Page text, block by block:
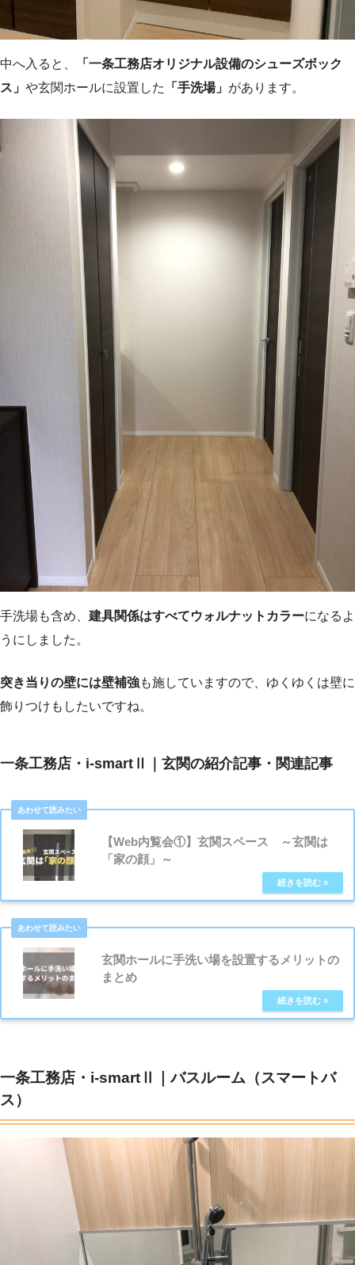
中へ入ると、
「一条工務店オリジナル設備のシューズボック
ス」 や玄関ホールに設置した 「手洗場」 があります。
手洗場も含め、 建具関係はすべてウォルナットカラーになるよ
うにしました。
突き当りの壁には壁補強も施していますので、ゆくゆくは壁に
飾りつけもしたいですね。
一条工務店・i-smartⅡ｜玄関の紹介記事・関連記事
【Web内覧会①】玄関スペース ～玄関は
「家の顔」～
玄関ホールに手洗い場を設置するメリットの
まとめ
一条工務店・i-smartⅡ｜バスルーム（スマートバ
ス）